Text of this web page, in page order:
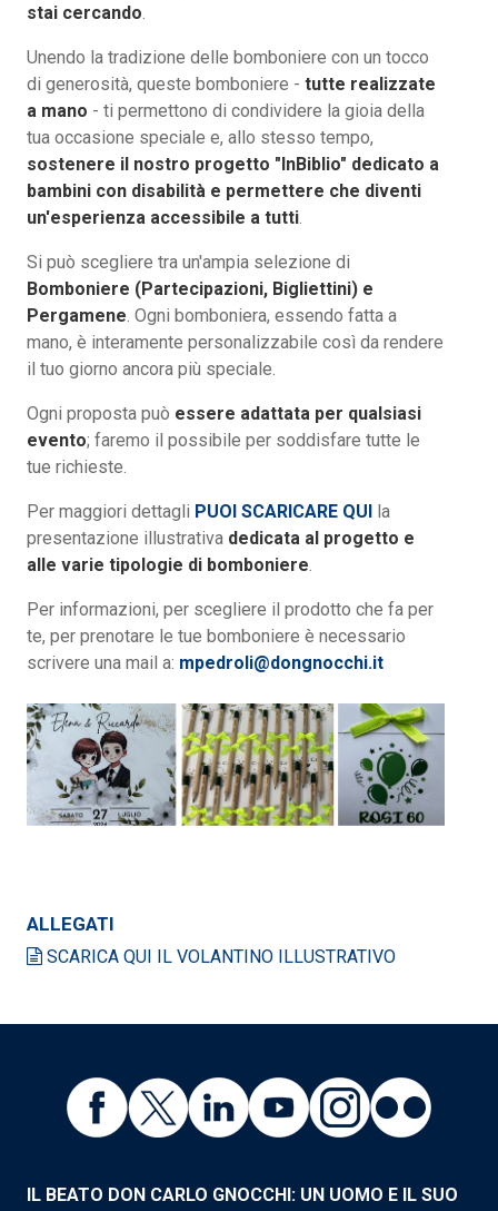
stai cercando
Unendo la tradizione delle bomboniere con un tocco
di generosità, queste bomboniere - tutte realizzate
a mano - ti permettono di condividere la gioia della
tua occasione speciale e, allo stesso tempo,
sostenere il nostro progetto "InBiblio" dedicato a
bambini con disabilità e permettere che diventi
un'esperienza accessibile a tutti
Si può scegliere tra un'ampia selezione di
Bomboniere (Partecipazioni, Bigliettini) e
Pergamene . Ogni bomboniera, essendo fatta a
mano, è interamente personalizzabile così da rendere
il tuo giorno ancora più speciale.
Ogni proposta può essere adattata per qualsiasi
evento; faremo il possibile per soddisfare tutte le
tue richieste.
Per maggiori dettagli PUOI SCARICARE QUI la
presentazione illustrativa dedicata al progetto e
alle varie tipologie di bomboniere
Per informazioni, per scegliere il prodotto che fa per
te, per prenotare le tue bomboniere è necessario
scrivere una mail a: mpedroli@dongnocchi.it
ALLEGATI
SCARICA QUI IL VOLANTINO ILLUSTRATIVO
IL BEATO DON CARLO GNOCCHI: UN UOMO E IL SUO